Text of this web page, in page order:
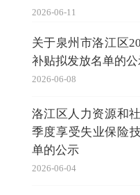
2026-06-11
关于泉州市洛江区
补贴拟发放名单的公
2026-06-08
洛江区人力资源和
季度享受失业保险
单的公示
2026-06-04